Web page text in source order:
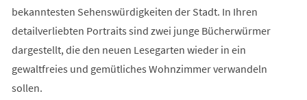
bekanntesten Sehenswürdigkeiten der Stadt. In Ihren
detailverliebten Portraits sind zwei junge Bücherwürmer
dargestellt, die den neuen Lesegarten wieder in ein
gewaltfreies und gemütliches Wohnzimmer verwandeln
sollen.